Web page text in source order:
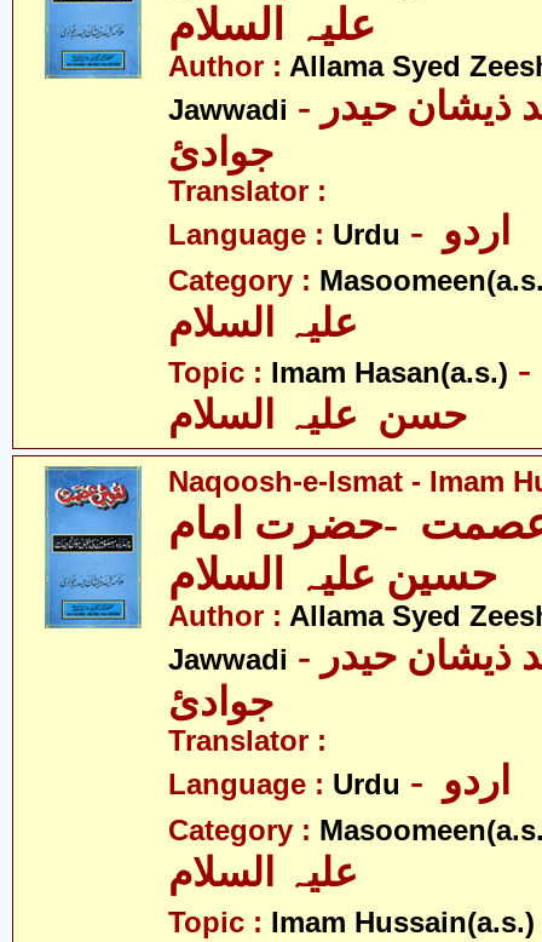
علیہ السلام
Author : Allama Syed
Jawwadi - علامہ سیّد ذیشان حیدر
جوادئ
Translator :
Language : Urdu
Category :
Topic : Imam Hasan(a.s.) - امام
حسن علیہ السلام
Naqoosh-e-Ismat - Imam
-حضرت امام
حسین علیہ السلام
Author : Allama Syed
Jawwadi - علامہ سیّد ذیشان حیدر
جوادئ
Translator :
Language : Urdu
Category :
Topic : Imam Hussain(a.s.)